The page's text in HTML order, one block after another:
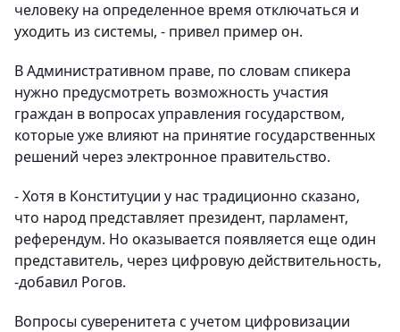
человеку на определенное время отключаться и
уходить из системы, - привел пример он.
В Административном праве, по словам спикера
нужно предусмотреть возможность участия
граждан в вопросах управления государством,
которые уже влияют на принятие государственных
решений через электронное правительство.
- Хотя в Конституции у нас традиционно сказано,
что народ представляет президент, парламент,
референдум. Но оказывается появляется еще один
представитель, через цифровую действительность,
-добавил Рогов.
Вопросы суверенитета с учетом цифровизации